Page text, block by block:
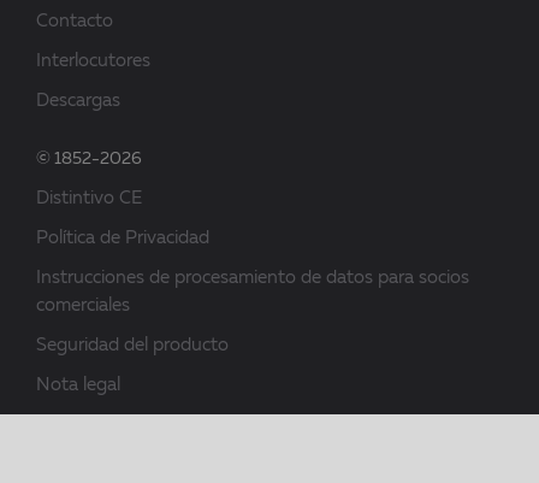
Contacto
Interlocutores
Descargas
© 1852-2026
Distintivo CE
Política de Privacidad
Instrucciones de procesamiento de datos para socios
comerciales
Seguridad del producto
Nota legal